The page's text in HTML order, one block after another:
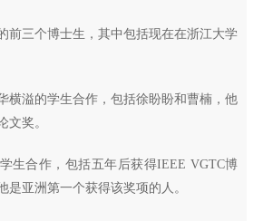
前三个博士生，其中包括现在在浙江大学
横溢的学生合作，包括徐盼盼和曹楠，他
文奖。
生合作，包括五年后获得IEEE VGTC博
是亚洲第一个获得该奖项的人。